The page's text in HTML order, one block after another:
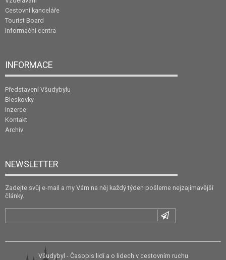
Cestovní kanceláře
Tourist Board
Informační centra
INFORMACE
Představení Všudybylu
Bleskovky
Inzerce
Kontakt
Archiv
NEWSLETTER
Zadejte svůj e-mail a my Vám na něj každý týden pošleme nejzajímavější
články.
Všudybyl - Časopis lidí a o lidech v cestovním ruchu